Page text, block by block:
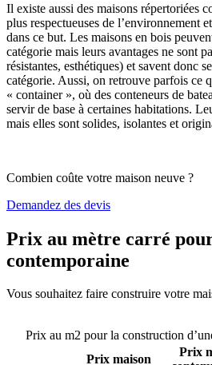
Il existe aussi des maisons répertoriées
plus respectueuses de l’environnement
dans ce but. Les maisons en bois
catégorie mais leurs avantages ne sont
résistantes, esthétiques) et savent donc
catégorie. Aussi, on retrouve parfois ce
« container », où des conteneurs de
servir de base à certaines habitations.
mais elles sont solides, isolantes et
Combien coûte votre maison neuve ?
Demandez des devis
Prix au mètre carré
contemporaine
Vous souhaitez faire construire votre
Prix au m2 pour la construction
Prix maison
Prix